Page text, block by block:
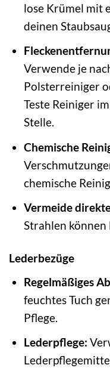
lose Krümel mit
deinen
Verwende je
Polsterreiniger
Teste Reiniger
Stelle.
Chemische
chemische
Vermeide
Strahlen können
Lederbezüge
Regelmäßiges
feuchtes Tuch
Pflege.
Lederpflege: